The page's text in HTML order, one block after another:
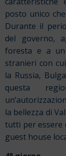
posto unico
Durante il
del governo,
foresta e a
stranieri con
la Russia,
questa
la bellezza di
tutti per essere
guest house